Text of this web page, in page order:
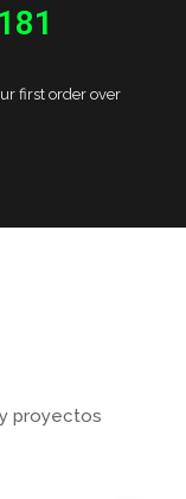
first order over
proyectos